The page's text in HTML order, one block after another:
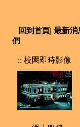
回到首頁| 最新消
們
:: 校園即時影像